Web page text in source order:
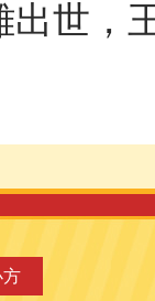
出世，
方